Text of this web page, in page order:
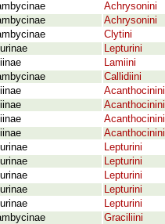
Achrysonini
Achrysonini
Clytini
Lepturini
Lamiini
Callidiini
Acanthocinini
Acanthocinini
Acanthocinini
Acanthocinini
Lepturini
Lepturini
Lepturini
Lepturini
Lepturini
Graciliini